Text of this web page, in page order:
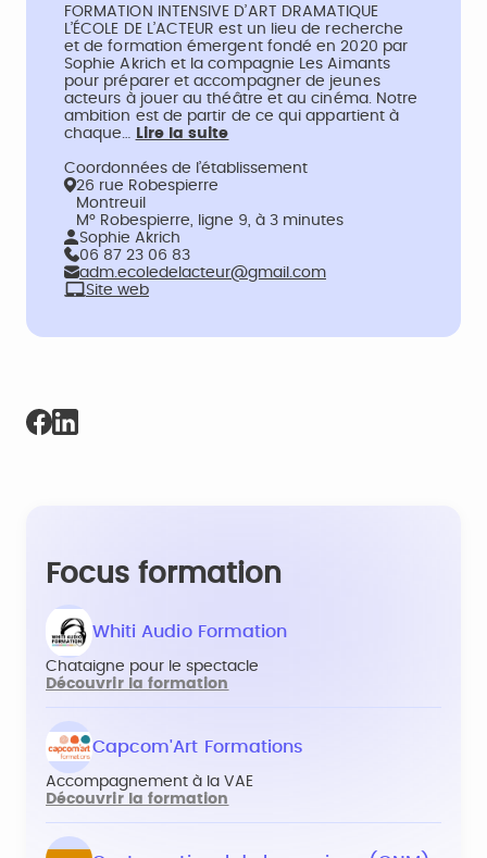
FORMATION INTENSIVE D’ART DRAMATIQUE
L’ÉCOLE DE L’ACTEUR est un lieu de recherche
et de formation émergent fondé en 2020 par
Sophie Akrich et la compagnie Les Aimants
pour préparer et accompagner de jeunes
acteurs à jouer au théâtre et au cinéma. Notre
ambition est de partir de ce qui appartient à
chaque… Lire la suite
Coordonnées de l’établissement
26 rue Robespierre
Montreuil
M° Robespierre, ligne 9, à 3 minutes
Sophie Akrich
06 87 23 06 83
adm.ecoledelacteur@gmail.com
Site web
Focus formation
Whiti Audio Formation
Chataigne pour le spectacle
Découvrir la formation
Capcom'Art Formations
Accompagnement à la VAE
Découvrir la formation